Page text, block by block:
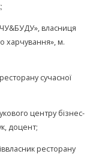
власниця
харчування», м.
сучасної
центру бізнес-
доцент;
ресторану